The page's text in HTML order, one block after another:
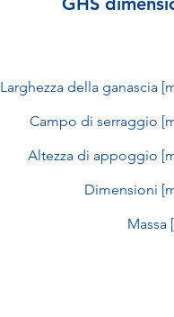
Larghezza della ganascia
Campo di serraggio
Altezza di appoggio
Dimensioni
Massa